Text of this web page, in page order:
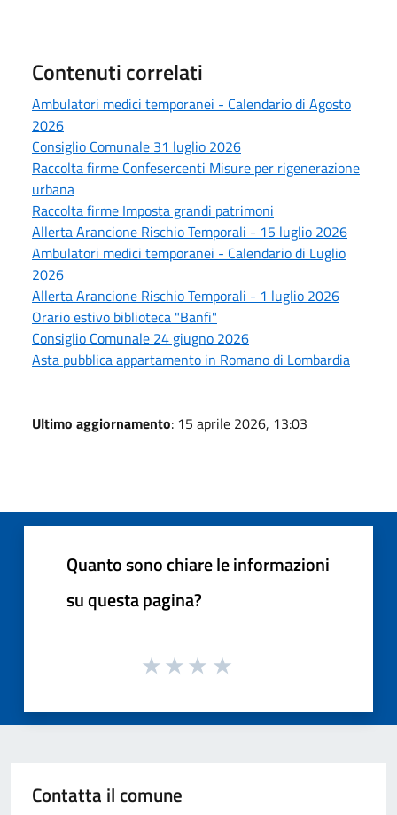
Contenuti correlati
Ambulatori medici temporanei - Calendario di Agosto
2026
Consiglio Comunale 31 luglio 2026
Raccolta firme Confesercenti Misure per rigenerazione
urbana
Raccolta firme Imposta grandi patrimoni
Allerta Arancione Rischio Temporali - 15 luglio 2026
Ambulatori medici temporanei - Calendario di Luglio
2026
Allerta Arancione Rischio Temporali - 1 luglio 2026
Orario estivo biblioteca "Banfi"
Consiglio Comunale 24 giugno 2026
Asta pubblica appartamento in Romano di Lombardia
Ultimo aggiornamento: 15 aprile 2026, 13:03
Quanto sono chiare le informazioni
su questa pagina?
Contatta il comune